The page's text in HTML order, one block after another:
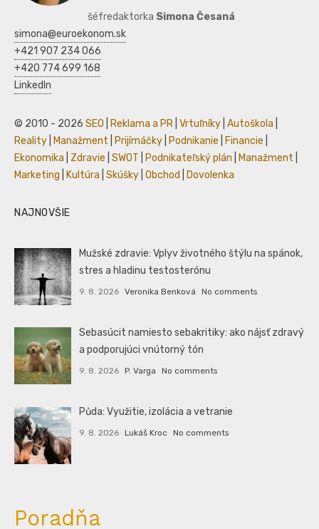
šéfredaktorka Simona Česaná
simona@euroekonom.sk
+421 907 234 066
+420 774 699 168
LinkedIn
© 2010 - 2026 SEO Reklama a PR Vrtuľníky Autoškola
Reality
Manažment Prijímáčky Podnikanie Financie
Ekonomika
Zdravie SWOT Podnikateľský plán Manažment
Marketing
Kultúra Skúšky Obchod Dovolenka
NAJNOVŠIE
Mužské zdravie: Vplyv životného štýlu na spánok,
stres a hladinu testosterónu
9. 8. 2026 Veronika Benková No comments
Sebasúcit namiesto sebakritiky: ako nájsť zdravý
a podporujúci vnútorný tón
9. 8. 2026 P. Varga No comments
Půda: Využitie, izolácia a vetranie
9. 8. 2026 Lukáš Kroc No comments
Poradňa